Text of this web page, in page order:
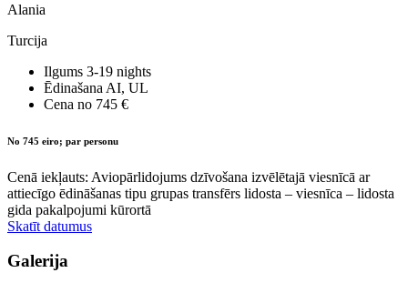
Alania
Turcija
Ilgums 3-19 nights
Ēdinašana AI, UL
Cena no 745 €
No 745 eiro; par personu
Cenā iekļauts: Aviopārlidojums dzīvošana izvēlētajā viesnīcā ar
attiecīgo ēdināšanas tipu grupas transfērs lidosta – viesnīca – lidosta
gida pakalpojumi kūrortā
Skatīt datumus
Galerija